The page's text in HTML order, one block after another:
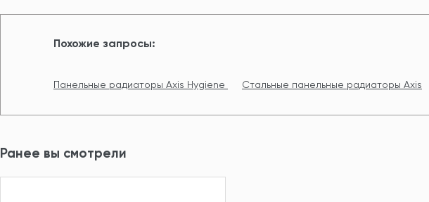
Похожие запросы:
Панельные радиаторы Axis Hygiene Стальные панельные радиаторы Axis
Ранее вы смотрели